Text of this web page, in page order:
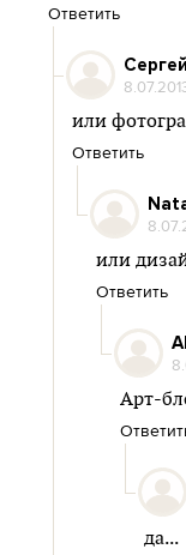
Ответить
Сергей
или
Ответить
или
Ответить
Арт-
да...